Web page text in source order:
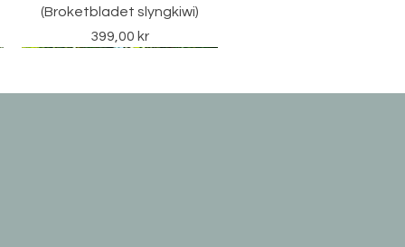
(Broketbladet slyngkiwi)
Pris
399,00 kr